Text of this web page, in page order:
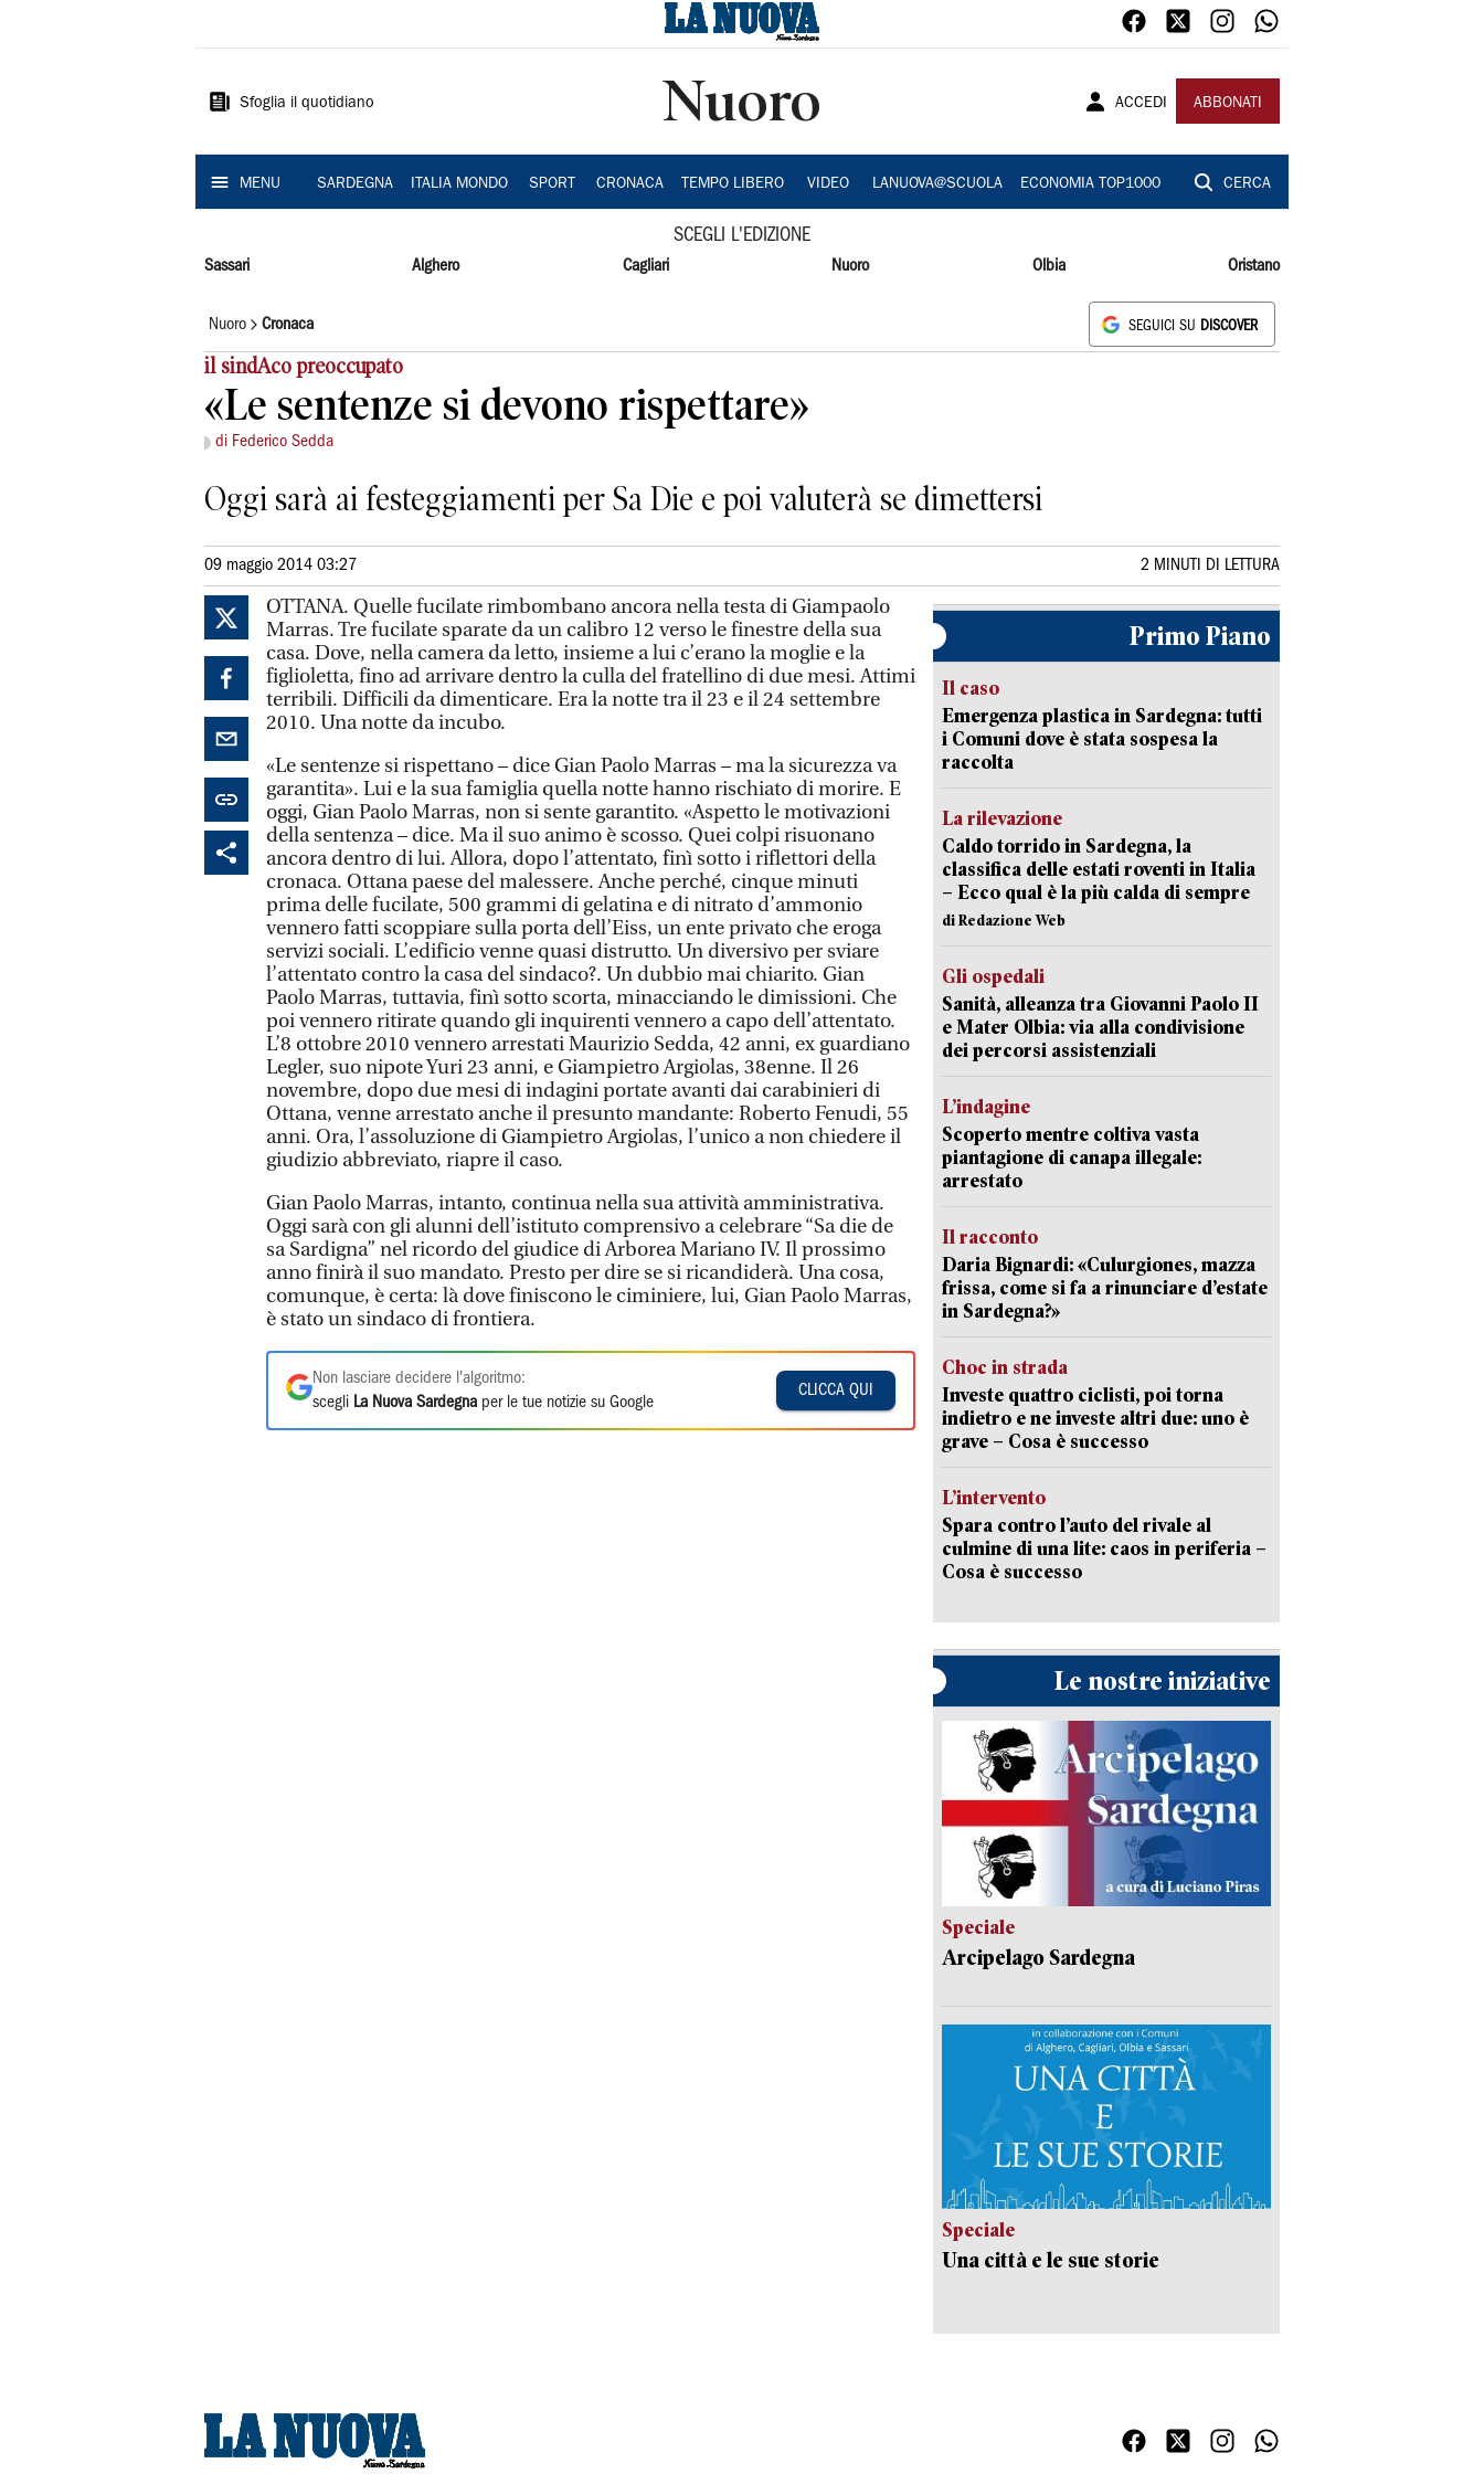
Sardegna
Sfoglia il quotidiano Nuoro ACCEDI ABBONATI
MENU SARDEGNA ITALIA MONDO SPORT CRONACA TEMPO LIBERO VIDEO LANUOVA@SCUOLA ECONOMIA TOP1000 CERCA
SCEGLI L'EDIZIONE
Sassari Alghero Cagliari Nuoro Olbia Oristano
Nuoro Cronaca SEGUICI SU DISCOVER
il sindAco preoccupato
«Le sentenze si devono rispettare»
di Federico Sedda
Oggi sarà ai festeggiamenti per Sa Die e poi valuterà se dimettersi
09 maggio 2014 03:27 2 MINUTI DI LETTURA
OTTANA. Quelle fucilate rimbombano ancora nella testa di Giampaolo
Marras. Tre fucilate sparate da un calibro 12 verso le finestre della sua
casa. Dove, nella camera da letto, insieme a lui c’erano la moglie e la
figlioletta, fino ad arrivare dentro la culla del fratellino di due mesi. Attimi
terribili. Difficili da dimenticare. Era la notte tra il 23 e il 24 settembre
2010. Una notte da incubo.
«Le sentenze si rispettano – dice Gian Paolo Marras – ma la sicurezza va
garantita». Lui e la sua famiglia quella notte hanno rischiato di morire. E
oggi, Gian Paolo Marras, non si sente garantito. «Aspetto le motivazioni
della sentenza – dice. Ma il suo animo è scosso. Quei colpi risuonano
ancora dentro di lui. Allora, dopo l’attentato, finì sotto i riflettori della
cronaca. Ottana paese del malessere. Anche perché, cinque minuti
prima delle fucilate, 500 grammi di gelatina e di nitrato d’ammonio
vennero fatti scoppiare sulla porta dell’Eiss, un ente privato che eroga
servizi sociali. L’edificio venne quasi distrutto. Un diversivo per sviare
l’attentato contro la casa del sindaco?. Un dubbio mai chiarito. Gian
Paolo Marras, tuttavia, finì sotto scorta, minacciando le dimissioni. Che
poi vennero ritirate quando gli inquirenti vennero a capo dell’attentato.
L’8 ottobre 2010 vennero arrestati Maurizio Sedda, 42 anni, ex guardiano
Legler, suo nipote Yuri 23 anni, e Giampietro Argiolas, 38enne. Il 26
novembre, dopo due mesi di indagini portate avanti dai carabinieri di
Ottana, venne arrestato anche il presunto mandante: Roberto Fenudi, 55
anni. Ora, l’assoluzione di Giampietro Argiolas, l’unico a non chiedere il
giudizio abbreviato, riapre il caso.
Gian Paolo Marras, intanto, continua nella sua attività amministrativa.
Oggi sarà con gli alunni dell’istituto comprensivo a celebrare “Sa die de
sa Sardigna” nel ricordo del giudice di Arborea Mariano IV. Il prossimo
anno finirà il suo mandato. Presto per dire se si ricandiderà. Una cosa,
comunque, è certa: là dove finiscono le ciminiere, lui, Gian Paolo Marras,
è stato un sindaco di frontiera.
Non lasciare decidere l'algoritmo:
scegli La Nuova Sardegna per le tue notizie su Google
CLICCA QUI
Primo Piano
Il caso
Emergenza plastica in Sardegna: tutti
i Comuni dove è stata sospesa la
raccolta
La rilevazione
Caldo torrido in Sardegna, la
classifica delle estati roventi in Italia
– Ecco qual è la più calda di sempre
di Redazione Web
Gli ospedali
Sanità, alleanza tra Giovanni Paolo II
e Mater Olbia: via alla condivisione
dei percorsi assistenziali
L’indagine
Scoperto mentre coltiva vasta
piantagione di canapa illegale:
arrestato
Il racconto
Daria Bignardi: «Culurgiones, mazza
frissa, come si fa a rinunciare d’estate
in Sardegna?»
Choc in strada
Investe quattro ciclisti, poi torna
indietro e ne investe altri due: uno è
grave – Cosa è successo
L’intervento
Spara contro l’auto del rivale al
culmine di una lite: caos in periferia –
Cosa è successo
Le nostre iniziative
Speciale
Arcipelago Sardegna
Speciale
Una città e le sue storie